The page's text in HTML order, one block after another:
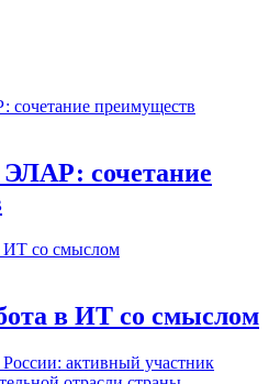
ЭЛАР: сочетание
в ИТ со смыслом